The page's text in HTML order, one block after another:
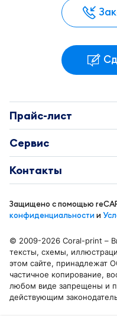
Прайс-лист
Этикетки
Буклеты
Визитки
Бирки и воблеры
Календари
Листовки и флаеры
Сервис
Требования к макетам
Доставка и оплата
Карта сайта
Блог
Контакты
info@coral-print.ru
Отделения в Москве
Москва, ул. Смольная
Беломорская
Защищено с помощью
конфиденциальностии
© 2009-2026 Coral-print –
тексты, схемы,
этом сайте, принадлежат
частичное копирование,
любом виде запрещены и
действующим